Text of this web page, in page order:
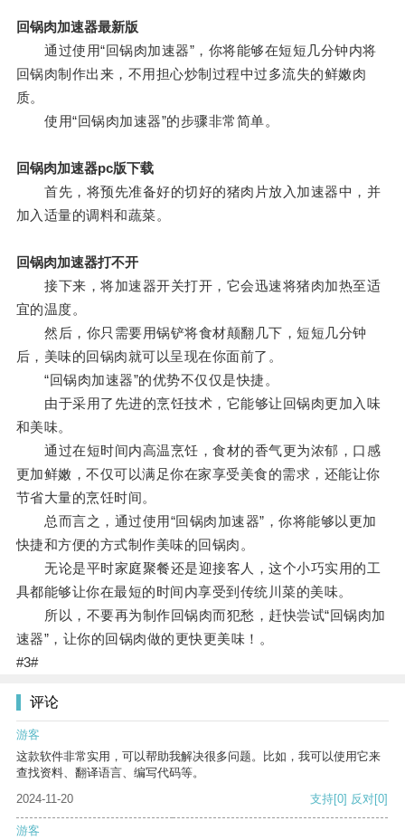
回锅肉加速器最新版
通过使用“回锅肉加速器”，你将能够在短短几分钟内将
回锅肉制作出来，不用担心炒制过程中过多流失的鲜嫩肉
质。
使用“回锅肉加速器”的步骤非常简单。
回锅肉加速器pc版下载
首先，将预先准备好的切好的猪肉片放入加速器中，并
加入适量的调料和蔬菜。
回锅肉加速器打不开
接下来，将加速器开关打开，它会迅速将猪肉加热至适
宜的温度。
然后，你只需要用锅铲将食材颠翻几下，短短几分钟
后，美味的回锅肉就可以呈现在你面前了。
“回锅肉加速器”的优势不仅仅是快捷。
由于采用了先进的烹饪技术，它能够让回锅肉更加入味
和美味。
通过在短时间内高温烹饪，食材的香气更为浓郁，口感
更加鲜嫩，不仅可以满足你在家享受美食的需求，还能让你
节省大量的烹饪时间。
总而言之，通过使用“回锅肉加速器”，你将能够以更加
快捷和方便的方式制作美味的回锅肉。
无论是平时家庭聚餐还是迎接客人，这个小巧实用的工
具都能够让你在最短的时间内享受到传统川菜的美味。
所以，不要再为制作回锅肉而犯愁，赶快尝试“回锅肉加
速器”，让你的回锅肉做的更快更美味！。
#3#
评论
游客
这款软件非常实用，可以帮助我解决很多问题。比如，我可以使用它来
查找资料、翻译语言、编写代码等。
2024-11-20
支持[0] 反对[0]
游客